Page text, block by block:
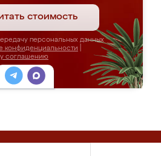
стоимость
персональных данных
конфиденциальности
соглашению